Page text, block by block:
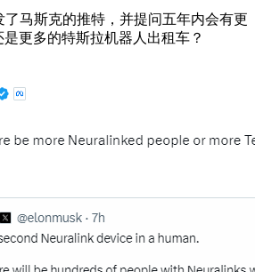
马斯克的推特，并提问五年内会有更
是更多的特斯拉机器人出租车？